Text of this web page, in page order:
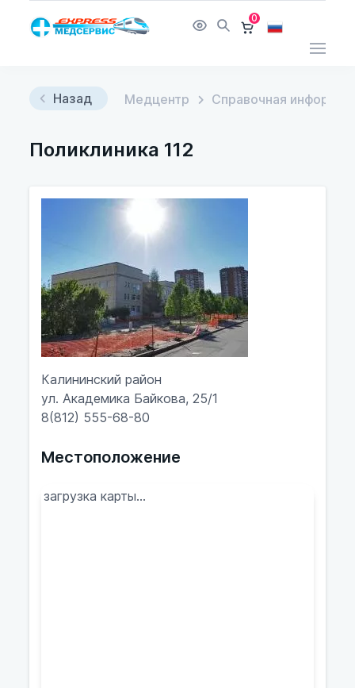
0
Назад Медцентр Справочная
Поликлиника 112
Калининский район
ул. Академика Байкова, 25/1
8(812) 555-68-80
Местоположение
загрузка карты...